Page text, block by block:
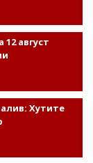
август
Хутите